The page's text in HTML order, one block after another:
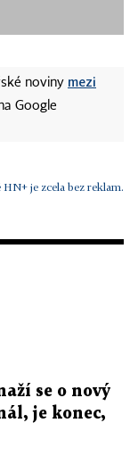
noviny mezi
Google
je zcela bez reklam.
se o nový
je konec,